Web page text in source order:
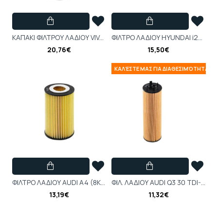
ΚΑΠΑΚΙ ΦΙΛΤΡΟΥ ΛΑΔΙΟΥ VIVARO-B-Febi-4420404F
20,76€
ΦΙΛΤΡΟ ΛΑΔΙΟΥ HYUNDAI i20 III (BC3) 1.6 T-GDi N 20--Filtron-FIOE674-9
15,50€
ΦΙΛΤΡΟ ΛΑΔΙΟΥ AUDI A4 (8K, B8), A5 3.0 TFSI-Filtron-FIOE688-7
13,19€
ΚΑΛΈΣΤΕ ΜΑΣ ΓΙΑ ΔΙΑΘΕΣΙΜΌΤΗΤΑ
ΦΙΛ. ΛΑΔΙΟΥ AUDI Q3 30 TDI-Filtron-FIOE688-6
11,32€